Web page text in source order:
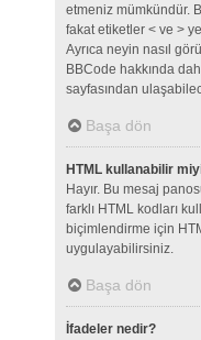
etmeniz mümkündür.
fakat etiketler < ve >
Ayrıca neyin nasıl
BBCode hakkında
sayfasından
Başa dön
HTML kullanabilir
Hayır. Bu mesaj
farklı HTML kodları
biçimlendirme için
uygulayabilirsiniz.
Başa dön
İfadeler nedir?